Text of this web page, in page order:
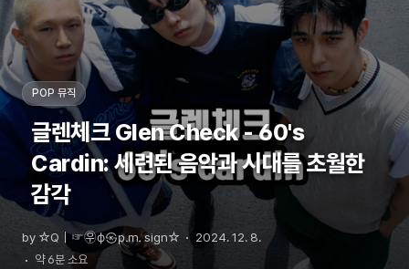
POP 뮤직
글렌체크 Glen Check - 60's
Cardin: 세련된 음악과 시대를 초월한
감각
by ☆Q｜☞㉾ф㉿㏘ sign☆ 2024. 12. 8.
약 6분 소요